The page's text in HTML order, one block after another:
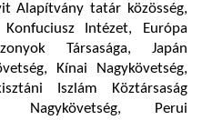
Alapítvány tatár közösség,
Konfuciusz Intézet, Európa
Társasága, Japán
Kínai Nagykövetség,
Iszlám Köztársaság
Nagykövetség, Perui